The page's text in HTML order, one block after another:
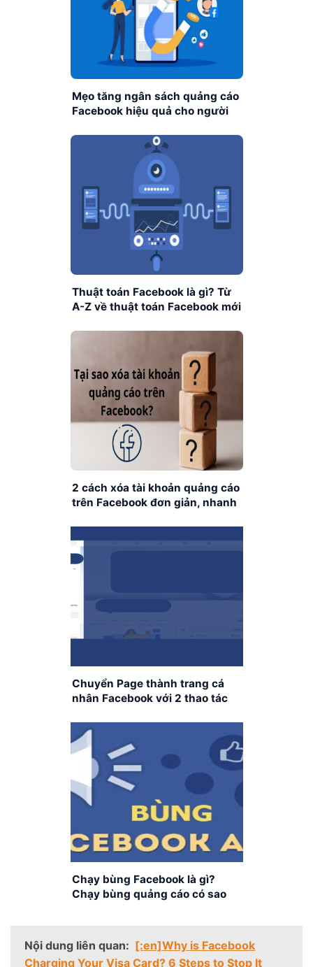
Mẹo tăng ngân sách quảng cáo
Facebook hiệu quả cho người
Thuật toán Facebook là gì? Từ
A-Z về thuật toán Facebook mới
2 cách xóa tài khoản quảng cáo
trên Facebook đơn giản, nhanh
Chuyển Page thành trang cá
nhân Facebook với 2 thao tác
Chạy bùng Facebook là gì?
Chạy bùng quảng cáo có sao
Nội dung liên quan: [:en]Why is Facebook
Charging Your Visa Card? 6 Steps to Stop It